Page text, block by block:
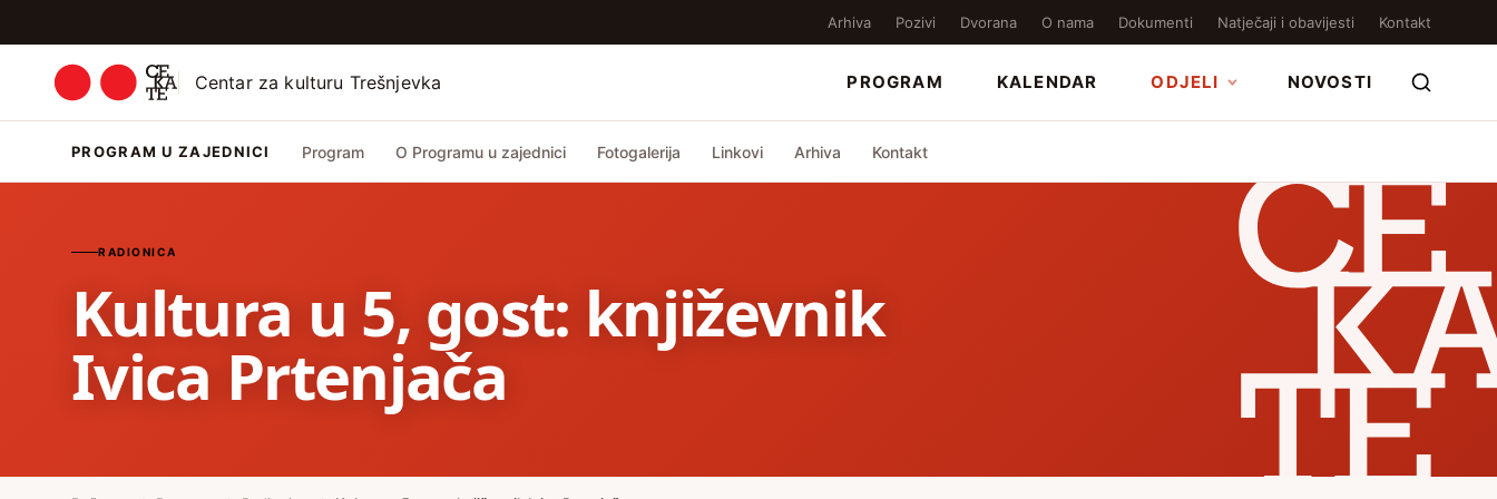
Arhiva Pozivi Dvorana O nama Dokumenti Natječaji i obavijesti Kontakt
Centar za kulturu Trešnjevka PROGRAM KALENDAR ODJELI NOVOSTI
PROGRAM U ZAJEDNICI Program O Programu u zajednici Fotogalerija Linkovi Arhiva Kontakt
RADIONICA
Kultura u 5, gost: književnik
Ivica Prtenjača